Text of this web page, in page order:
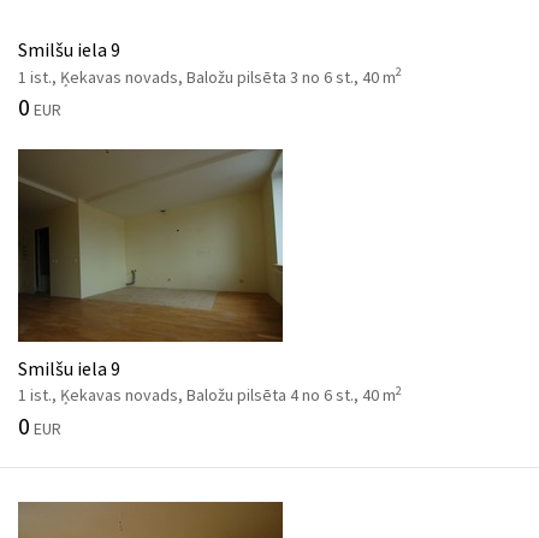
Smilšu iela 9
1 ist., Ķekavas novads, Baložu pilsēta 3 no 6 st., 40 m2
0 EUR
Smilšu iela 9
1 ist., Ķekavas novads, Baložu pilsēta 4 no 6 st., 40 m2
0 EUR